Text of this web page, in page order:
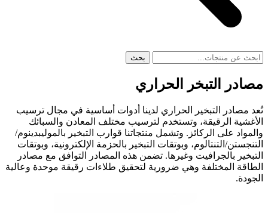
بحث
مصادر التبخر الحراري
تُعد مصادر التبخير الحراري لدينا أدوات أساسية في مجال ترسيب
الأغشية الرقيقة، وتستخدم لترسيب مختلف المعادن والسبائك
والمواد على الركائز. وتشمل منتجاتنا قوارب التبخير بالموليبدينوم/
التنجستن/التنتالوم، وبوتقات التبخير بالحزمة الإلكترونية، وبوتقات
التبخير بالجرافيت وغيرها. تضمن هذه المصادر التوافق مع مصادر
الطاقة المختلفة وهي ضرورية لتحقيق طلاءات رقيقة موحدة وعالية
الجودة.